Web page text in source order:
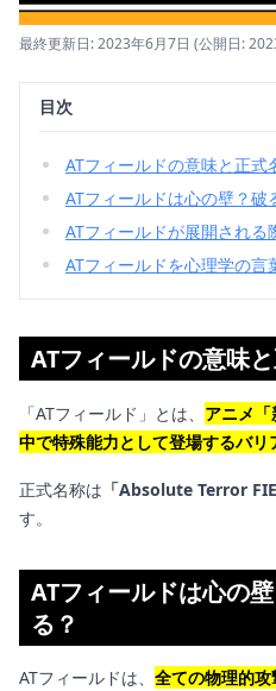
最終更新日: 2023年6月7日 (公開日:
目次
ATフィールドの意味と正式
ATフィールドは心の壁？破
ATフィールドが展開される
ATフィールドを心理学の言
ATフィールドの意味
「ATフィールド」とは、 アニメ
中で特殊能力として登場するバリ
正式名称は 「Absolute Terror
す。
ATフィールドは心の
る？
ATフィールドは、 全ての物理的